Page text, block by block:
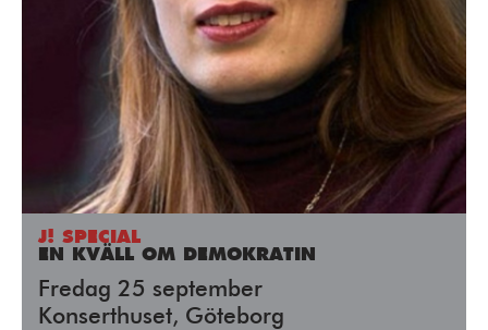
J! SPECIAL
EN KVÄLL OM DEMOKRATIN
Fredag 25 september
Konserthuset, Göteborg